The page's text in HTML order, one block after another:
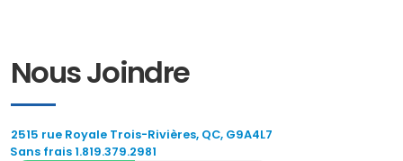
Nous Joindre
2515 rue Royale Trois-Rivières, QC, G9A4L7
Sans frais 1.819.379.2981